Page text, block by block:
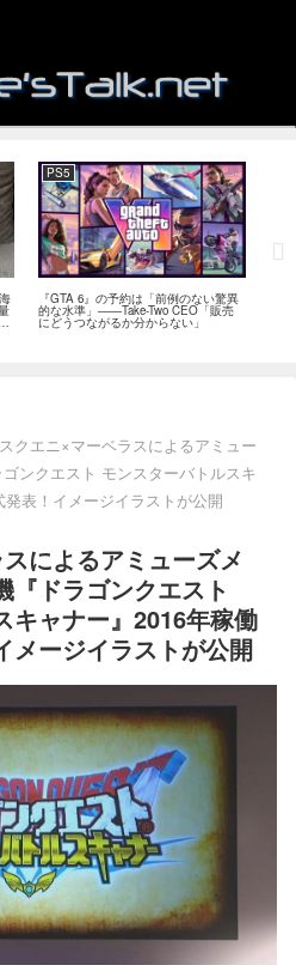
PS5
『GTA 6』の予約は「前例のない驚異
的な水準」――Take-Two CEO「販売
にどうつながるか分からない」
スクエニ×マーベラスによるアミュー
ンクエスト モンスターバトルスキ
表！イメージイラストが公開
によるアミューズメ
『ドラゴンクエスト
キャナー』2016年稼働
メージイラストが公開